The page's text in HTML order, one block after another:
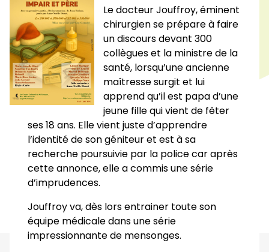
Le docteur Jouffroy, éminent
chirurgien se prépare à faire
un discours devant 300
collègues et la ministre de la
santé, lorsqu’une ancienne
maîtresse surgit et lui
apprend qu’il est papa d’une
jeune fille qui vient de fêter
ses 18 ans. Elle vient juste d’apprendre
l’identité de son géniteur et est à sa
recherche poursuivie par la police car après
cette annonce, elle a commis une série
d’imprudences.
Jouffroy va, dès lors entrainer toute son
équipe médicale dans une série
impressionnante de mensonges.